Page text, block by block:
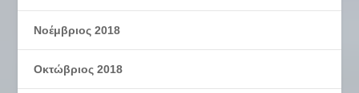
Νοέμβριος 2018
Οκτώβριος 2018